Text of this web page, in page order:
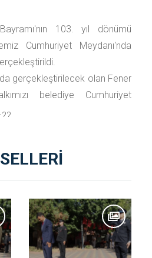
103. yıl dönümü
Cumhuriyet Meydanı'nda
gerçekleştirilecek olan Fener
belediye Cumhuriyet